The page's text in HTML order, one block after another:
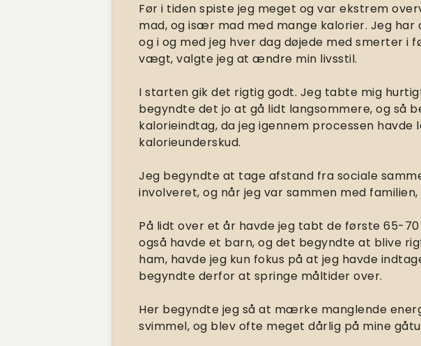
Før i tiden spiste jeg meget og var ekstrem
mad, og især mad med mange kalorier. Jeg
og i og med jeg hver dag døjede med smerter i
vægt, valgte jeg at ændre min livsstil.
I starten gik det rigtig godt. Jeg tabte mig
begyndte det jo at gå lidt langsommere, og så
kalorieindtag, da jeg igennem processen
kalorieunderskud.
Jeg begyndte at tage afstand fra sociale
involveret, og når jeg var sammen med
På lidt over et år havde jeg tabt de første 65-
også havde et barn, og det begyndte at blive
ham, havde jeg kun fokus på at jeg havde
begyndte derfor at springe måltider over.
Her begyndte jeg så at mærke manglende
svimmel, og blev ofte meget dårlig på mine